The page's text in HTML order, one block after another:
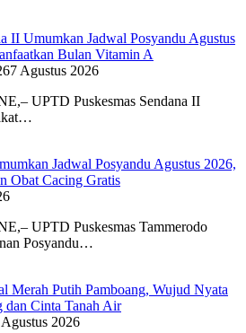
II Umumkan Jadwal Posyandu Agustus
Bulan Vitamin A
7 Agustus 2026
UPTD Puskesmas Sendana II
Jadwal Posyandu Agustus 2026,
Obat Cacing Gratis
UPTD Puskesmas Tammerodo
Posyandu…
Merah Putih Pamboang, Wujud Nyata
dan Cinta Tanah Air
2026